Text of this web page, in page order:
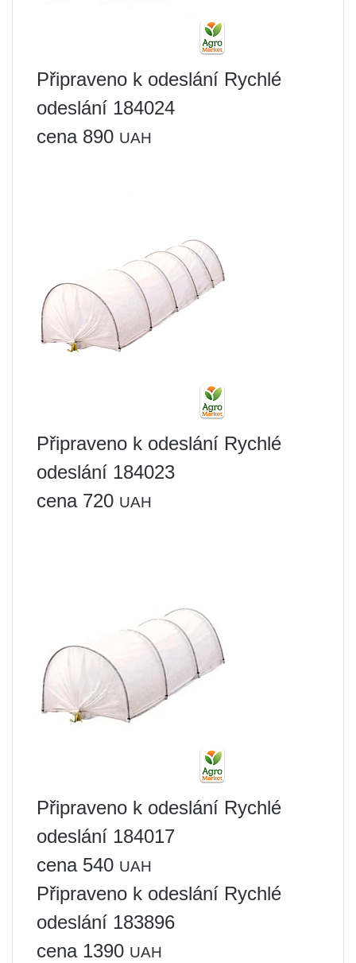
Připraveno k odeslání Rychlé
odeslání 184024
cena 890 UAH
Připraveno k odeslání Rychlé
odeslání 184023
cena 720 UAH
Připraveno k odeslání Rychlé
odeslání 184017
cena 540 UAH
Připraveno k odeslání Rychlé
odeslání 183896
cena 1390 UAH